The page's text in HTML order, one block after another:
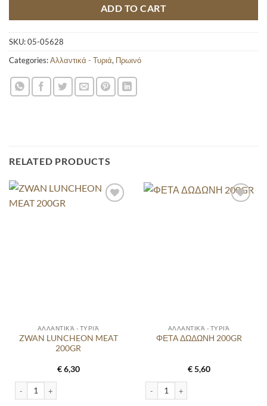
ADD TO CART
SKU:05-05628
Categories:Αλλαντικά - Τυριά, Πρωινό
RELATED PRODUCTS
ΑΛΛΑΝΤΙΚΆ - ΤΥΡΙΆ
ZWAN LUNCHEON MEAT
200GR
€6,30
ZWAN LUNCHEON MEAT 200GR quantity
ΑΛΛΑΝΤΙΚΆ - ΤΥΡΙΆ
ΦΕΤΑ ΔΩΔΩΝΗ 200GR
€5,60
ΦΕΤΑ ΔΩΔΩΝΗ 200GR quantity